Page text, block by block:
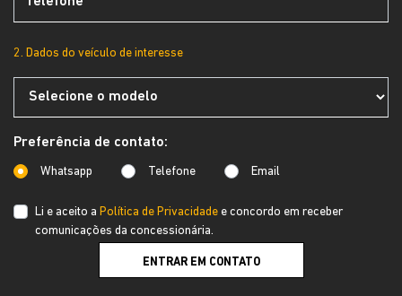
2. Dados do veículo de interesse
Preferência de contato:
Whatsapp Telefone Email
Li e aceito a Política de Privacidade e concordo em receber
comunicações da concessionária.
ENTRAR EM CONTATO